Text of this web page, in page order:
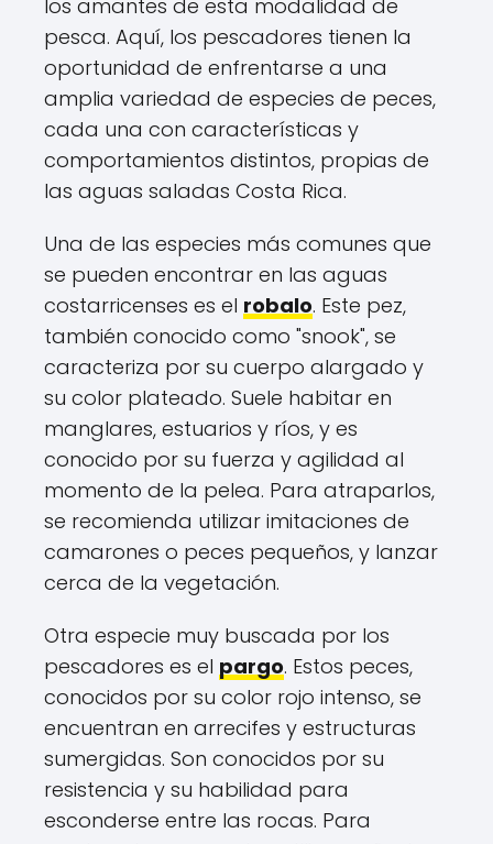
los amantes de esta modalidad de
pesca. Aquí, los pescadores tienen la
oportunidad de enfrentarse a una
amplia variedad de especies de peces,
cada una con características y
comportamientos distintos, propias de
las aguas saladas Costa Rica.
Una de las especies más comunes que
se pueden encontrar en las aguas
costarricenses es el robalo. Este pez,
también conocido como "snook", se
caracteriza por su cuerpo alargado y
su color plateado. Suele habitar en
manglares, estuarios y ríos, y es
conocido por su fuerza y agilidad al
momento de la pelea. Para atraparlos,
se recomienda utilizar imitaciones de
camarones o peces pequeños, y lanzar
cerca de la vegetación.
Otra especie muy buscada por los
pescadores es el pargo. Estos peces,
conocidos por su color rojo intenso, se
encuentran en arrecifes y estructuras
sumergidas. Son conocidos por su
resistencia y su habilidad para
esconderse entre las rocas. Para